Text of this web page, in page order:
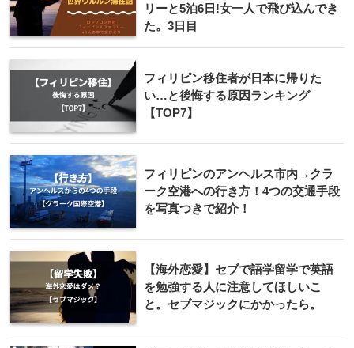
リーと5泊6日!女一人で飛び込んでき
た。3日目
フィリピン移住者が日本に帰りた
い…と後悔する原因ランキング
【TOP7】
フィリピンのアンヘルス市内→クラ
ーク空港への行き方！4つの交通手段
を写真つきで紹介！
【海外恋愛】セブで語学留学で英語
を勉強する人に注意してほしいこ
と。セブマジックにかかったら。